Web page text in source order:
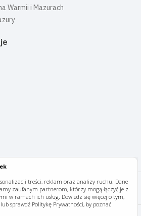
treści, reklam oraz analizy ruchu. Dane
zaufanym partnerom, którzy mogą łączyć je z
w ramach ich usług. Dowiedz się więcej o tym,
lub sprawdź Politykę Prywatności, by poznać
Warmii i Mazurach